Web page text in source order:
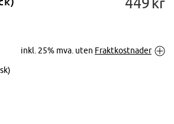
Trykk for å
inkl. 25% mva. uten Fraktkostnader